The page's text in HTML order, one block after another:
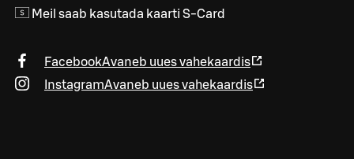
Meil saab kasutada kaarti S-Card
FacebookAvaneb uues vahekaardis
InstagramAvaneb uues vahekaardis